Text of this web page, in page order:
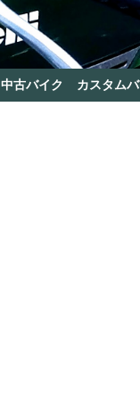
中古バイク カスタム